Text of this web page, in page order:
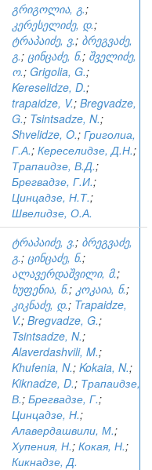
გრიგოლია, გ.;
კერესელიძე, დ.;
ტრაპაიძე, ვ.; ბრეგვაძე,
გ.; ცინცაძე, ნ.; შველიძე,
ო.; Grigolia, G.;
Kereselidze, D.;
trapaidze, V.; Bregvadze,
G.; Tsintsadze, N.;
Shvelidze, O.; Григолиа,
Г.А.; Кереселидзе, Д.Н.;
Трапаидзе, В.Д.;
Брегвадзе, Г.И.;
Цинцадзе, Н.Т.;
Швелидзе, О.А.
ტრაპაიძე, ვ.; ბრეგვაძე,
გ.; ცინცაძე, ნ.;
ალავერდაშვილი, მ.;
ხუფენია, ნ.; კოკაია, ნ.;
კიკნაძე, დ.; Trapaidze,
V.; Bregvadze, G.;
Tsintsadze, N.;
Alaverdashvili, M.;
Khufenia, N.; Kokaia, N.;
Kiknadze, D.; Трапаидзе,
В.; Брегвадзе, Г.;
Цинцадзе, Н.;
Алавердашвили, М.;
Хупения, Н.; Кокая, Н.;
Кикнадзе, Д.